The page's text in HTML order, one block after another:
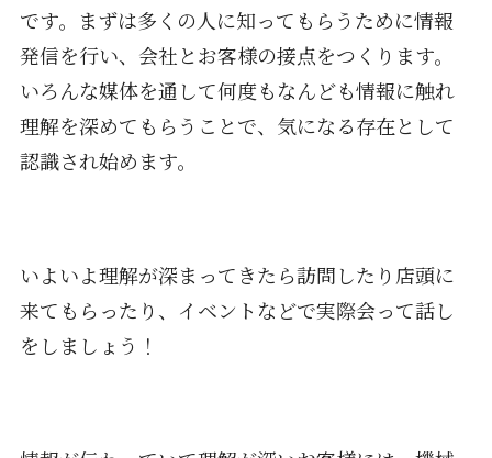
です。まずは多くの人に知ってもらうために情報
発信を行い、会社とお客様の接点をつくります。
いろんな媒体を通して何度もなんども情報に触れ
理解を深めてもらうことで、気になる存在として
認識され始めます。
いよいよ理解が深まってきたら訪問したり店頭に
来てもらったり、イベントなどで実際会って話し
をしましょう！